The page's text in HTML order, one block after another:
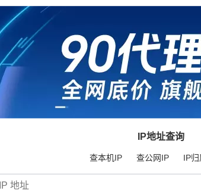
IP地址查询
查本机IP 查公网IP IP